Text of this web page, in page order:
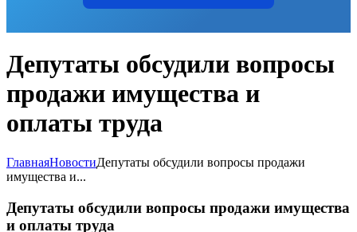
Депутаты обсудили вопросы
продажи имущества и
оплаты труда
ГлавнаяНовостиДепутаты обсудили вопросы продажи
имущества и...
Депутаты обсудили вопросы продажи имущества
и оплаты труда